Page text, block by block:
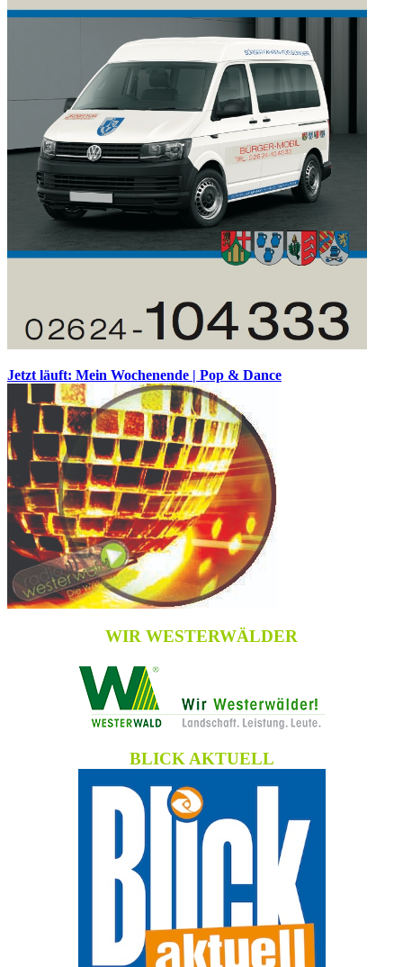
Jetzt läuft: Mein Wochenende | Pop & Dance
WIR WESTERWÄLDER
BLICK AKTUELL